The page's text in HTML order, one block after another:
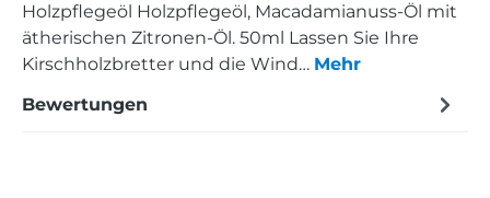
Holzpflegeöl Holzpflegeöl, Macadamianuss-Öl mit
ätherischen Zitronen-Öl. 50ml Lassen Sie Ihre
Kirschholzbretter und die Wind… Mehr
Bewertungen